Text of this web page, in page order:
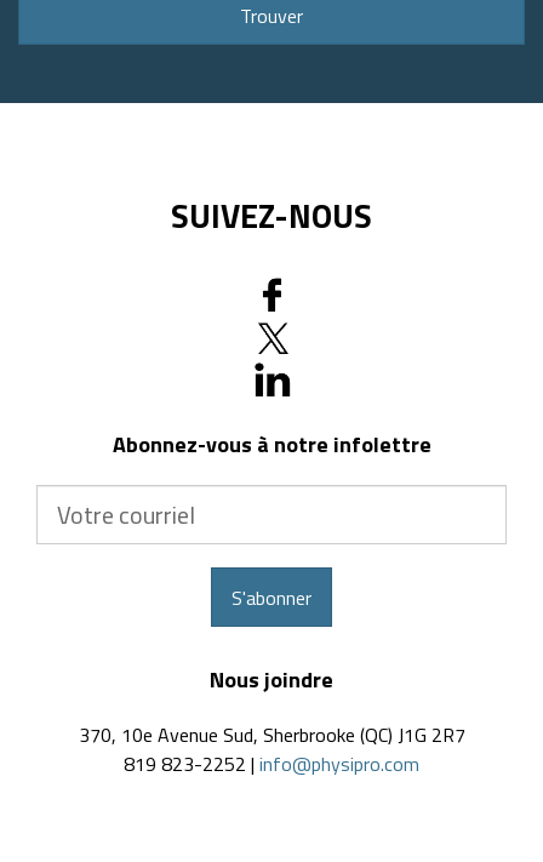
Trouver
SUIVEZ-NOUS
Abonnez-vous à notre infolettre
S'abonner
Nous joindre
370, 10e Avenue Sud, Sherbrooke (QC) J1G 2R7
819 823-2252 | info@physipro.com